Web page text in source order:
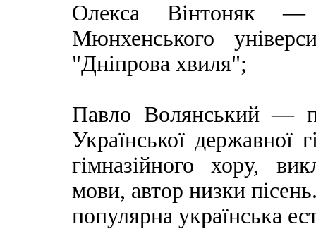
Олекса Вінтоняк —
Мюнхенського
"Дніпрова хвиля";
Павло Волянський —
Української державної
гімназійного хору,
мови, автор низки
популярна українська